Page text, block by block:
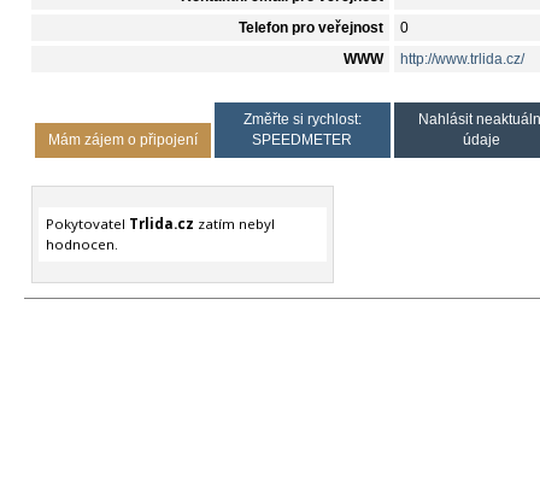
Telefon pro veřejnost 0
WWW http://www.trlida.cz/
Mám zájem o připojení
Změřte si rychlost:
SPEEDMETER
Nahlásit
údaje
Pokytovatel Trlida.cz zatím nebyl
hodnocen.